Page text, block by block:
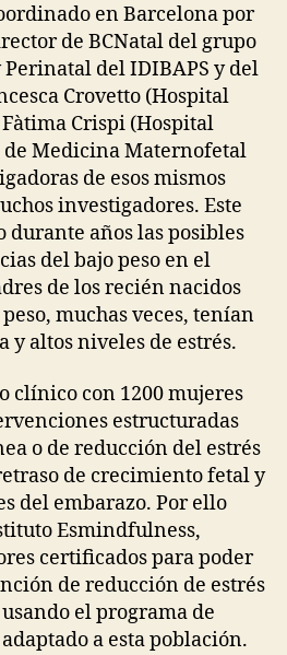
en Barcelona por
de BCNatal del grupo
del IDIBAPS y del
Crovetto (Hospital
Fàtima Crispi (Hospital
Medicina Maternofetal
de esos mismos
investigadores. Este
durante años las posibles
del bajo peso en el
de los recién nacidos
muchas veces, tenían
y altos niveles de estrés.
clínico con 1200 mujeres
estructuradas
o de reducción del estrés
de crecimiento fetal y
del embarazo. Por ello
Esmindfulness,
certificados para poder
de reducción de estrés
el programa de
a esta población.